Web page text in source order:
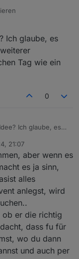
Ich glaube, es
Tag wie ein
0
Ich glaube, es
Tag wie ein
21:07
aber wenn es
es ja sinn,
alles
anlegst, wird
ob er die richtig
dass fu für
wo du dann
und auch per